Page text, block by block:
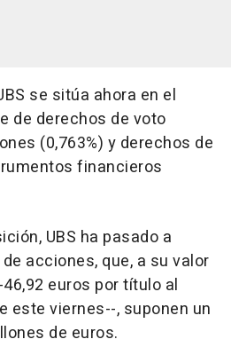
se sitúa ahora en el
de derechos de voto
(0,763%) y derechos de
financieros
UBS ha pasado a
acciones, que, a su valor
euros por título al
este viernes--, suponen un
de euros.